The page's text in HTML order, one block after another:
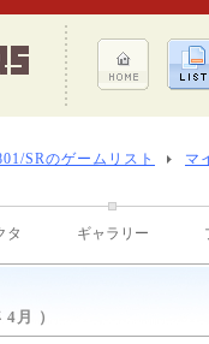
SRのゲームリスト マ
タ ギャラリー
月 ）